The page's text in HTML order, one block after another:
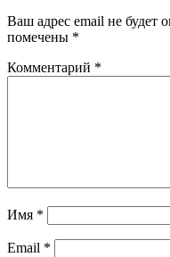
Ваш адрес email не будет
помечены *
Комментарий *
Имя *
Email *